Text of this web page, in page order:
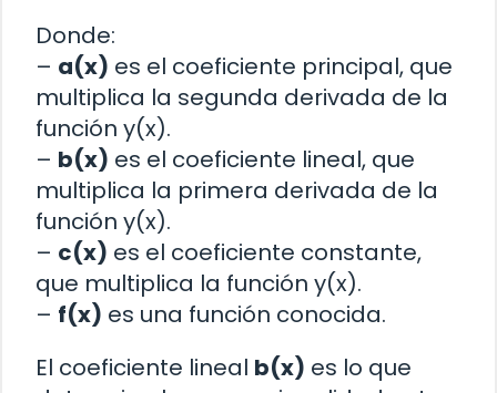
Donde:
– a(x) es el coeficiente principal, que
multiplica la segunda derivada de la
función y(x).
– b(x) es el coeficiente lineal, que
multiplica la primera derivada de la
función y(x).
– c(x) es el coeficiente constante,
que multiplica la función y(x).
– f(x) es una función conocida.
El coeficiente lineal b(x) es lo que